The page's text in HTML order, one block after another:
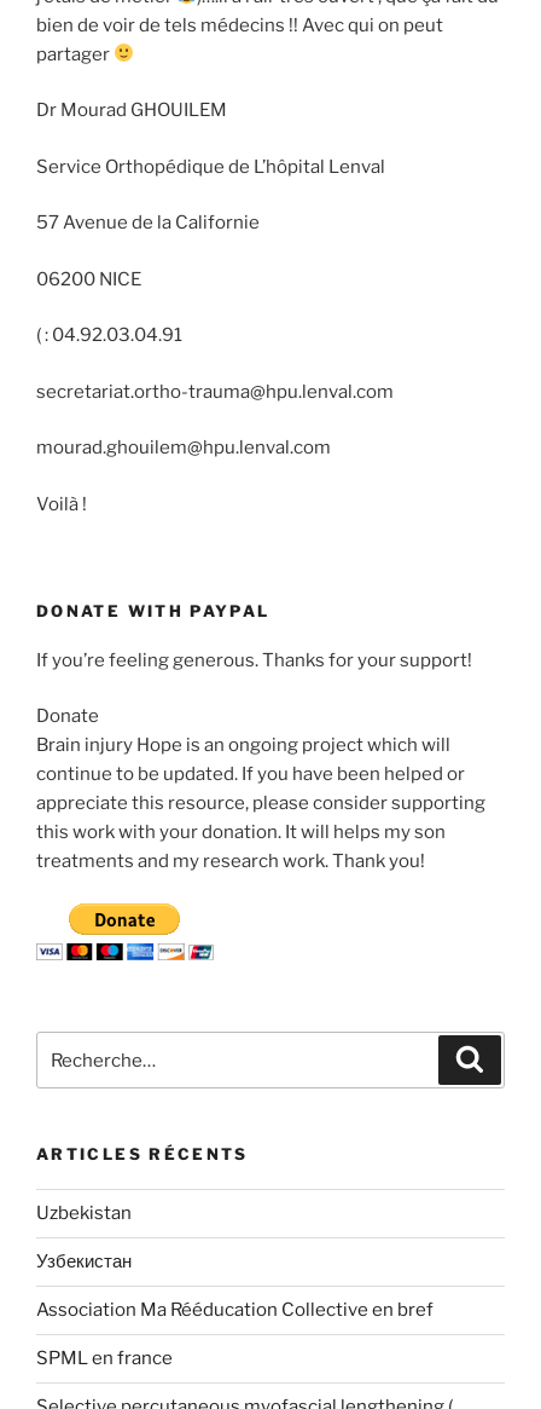
bien de voir de tels médecins !! Avec qui on peut
partager
Dr Mourad GHOUILEM
Service Orthopédique de L’hôpital Lenval
57 Avenue de la Californie
06200 NICE
( : 04.92.03.04.91
secretariat.ortho-trauma@hpu.lenval.com
mourad.ghouilem@hpu.lenval.com
Voilà !
DONATE WITH PAYPAL
If you’re feeling generous. Thanks for your support!
Donate
Brain injury Hope is an ongoing project which will
continue to be updated. If you have been helped or
appreciate this resource, please consider supporting
this work with your donation. It will helps my son
treatments and my research work. Thank you!
pour
ARTICLES RÉCENTS
Uzbekistan
Узбекистан
Association Ma Rééducation Collective en bref
SPML en france